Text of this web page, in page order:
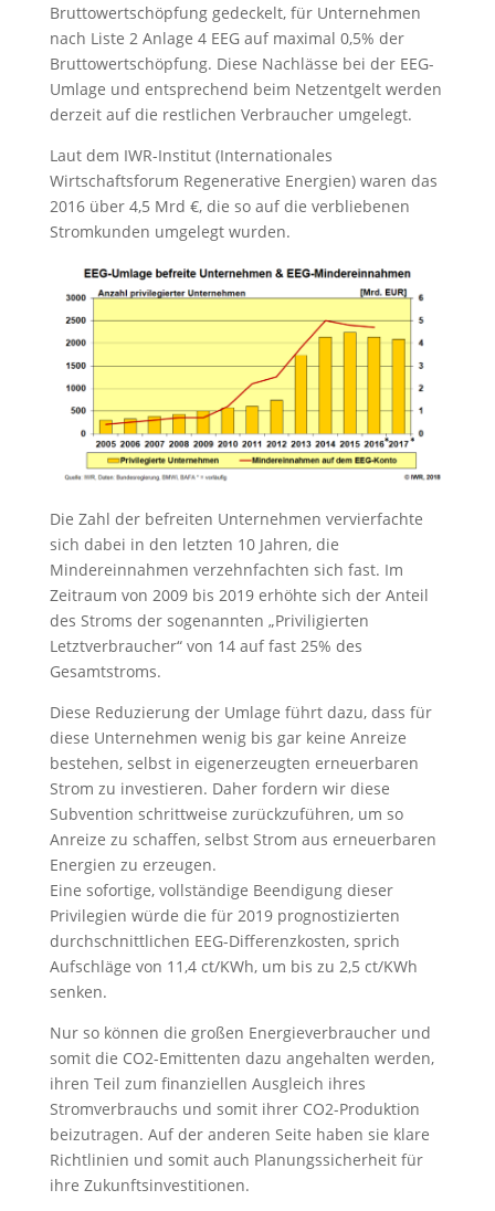
Bruttowertschöpfung gedeckelt, für Unternehmen
nach Liste 2 Anlage 4 EEG auf maximal 0,5% der
Bruttowertschöpfung. Diese Nachlässe bei der EEG-
Umlage und entsprechend beim Netzentgelt werden
derzeit auf die restlichen Verbraucher umgelegt.
Laut dem IWR-Institut (Internationales
Wirtschaftsforum Regenerative Energien) waren das
2016 über 4,5 Mrd €, die so auf die verbliebenen
Stromkunden umgelegt wurden.
Die Zahl der befreiten Unternehmen vervierfachte
sich dabei in den letzten 10 Jahren, die
Mindereinnahmen verzehnfachten sich fast. Im
Zeitraum von 2009 bis 2019 erhöhte sich der Anteil
des Stroms der sogenannten „Priviligierten
Letztverbraucher“ von 14 auf fast 25% des
Gesamtstroms.
Diese Reduzierung der Umlage führt dazu, dass für
diese Unternehmen wenig bis gar keine Anreize
bestehen, selbst in eigenerzeugten erneuerbaren
Strom zu investieren. Daher fordern wir diese
Subvention schrittweise zurückzuführen, um so
Anreize zu schaffen, selbst Strom aus erneuerbaren
Energien zu erzeugen.
Eine sofortige, vollständige Beendigung dieser
Privilegien würde die für 2019 prognostizierten
durchschnittlichen EEG-Differenzkosten, sprich
Aufschläge von 11,4 ct/KWh, um bis zu 2,5 ct/KWh
senken.
Nur so können die großen Energieverbraucher und
somit die CO2-Emittenten dazu angehalten werden,
ihren Teil zum finanziellen Ausgleich ihres
Stromverbrauchs und somit ihrer CO2-Produktion
beizutragen. Auf der anderen Seite haben sie klare
Richtlinien und somit auch Planungssicherheit für
ihre Zukunftsinvestitionen.